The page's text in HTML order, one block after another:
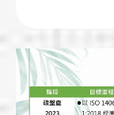
凡騎自行車
平台 限動/打
即贈 #勁寶
🚲 無論您是
車、親子協